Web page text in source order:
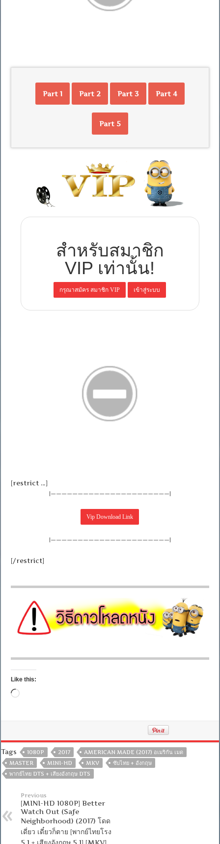
Part 1 Part 2 Part 3 Part 4
Part 5
สำหรับสมาชิก
VIP เท่านั้น!
[restrict …]
|——————————————————————|
|——————————————————————|
[/restrict]
Like this:
Loading…
Tags 1080P 2017
AMERICAN MADE (2017) อเมริกัน เมด
MASTER
MINI-HD MKV
ซับไทย + อังกฤษ
พากย์ไทย DTS + เสียงอังกฤษ DTS
Previous
[MINI-HD 1080P] Better
Watch Out (Safe
Neighborhood) (2017) โดด
เดี่ยว เดี๋ยวก็ตาย [พากย์ไทยโรง
5.1 + เสียงอังกฤษ 5.1] [MKV]